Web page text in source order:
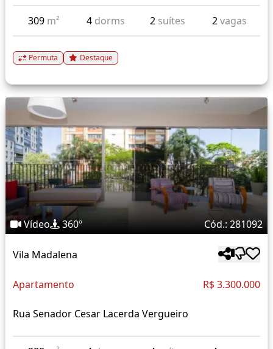
309 m² 4 dorms 2 suítes 2vagas
Permuta Destaque
Vídeo 360º Cód.: 281092
Vila Madalena
Apartamento R$ 3.300.000
Rua Senador Cesar Lacerda Vergueiro